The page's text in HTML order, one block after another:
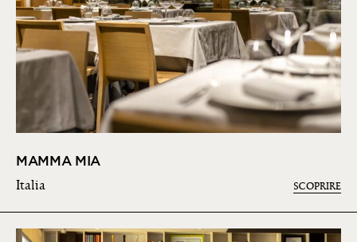
MAMMA MIA
Italia SCOPRIRE